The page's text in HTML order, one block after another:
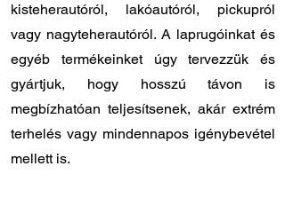
kisteherautóról, lakóautóról, pickupról
vagy nagyteherautóról. A laprugóinkat és
egyéb termékeinket úgy tervezzük és
gyártjuk, hogy hosszú távon is
megbízhatóan teljesítsenek, akár extrém
terhelés vagy mindennapos igénybevétel
mellett is.